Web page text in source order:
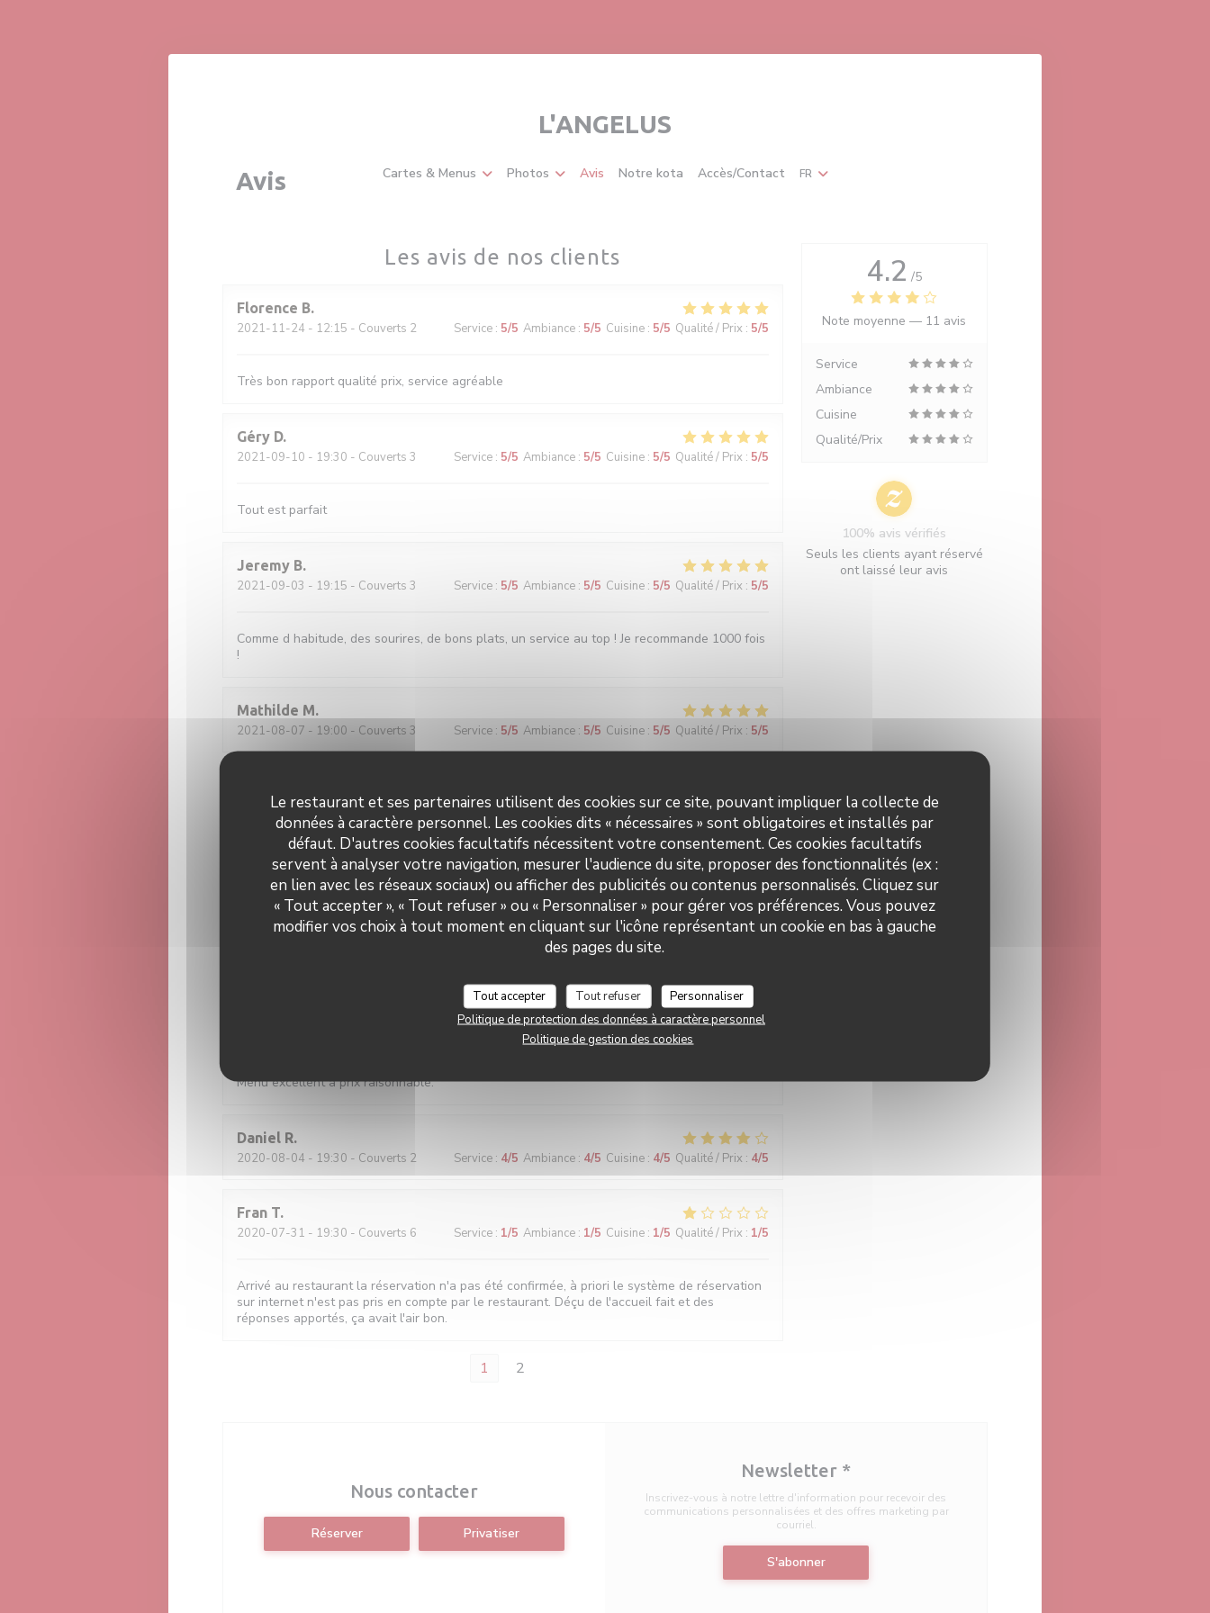
Le restaurant et ses partenaires utilisent des cookies sur ce site, pouvant impliquer la collecte de
données à caractère personnel. Les cookies dits « nécessaires » sont obligatoires et installés par
défaut. D'autres cookies facultatifs nécessitent votre consentement. Ces cookies facultatifs
servent à analyser votre navigation, mesurer l'audience du site, proposer des fonctionnalités (ex :
en lien avec les réseaux sociaux) ou afficher des publicités ou contenus personnalisés. Cliquez sur
« Tout accepter », « Tout refuser » ou « Personnaliser » pour gérer vos préférences. Vous pouvez
modifier vos choix à tout moment en cliquant sur l'icône représentant un cookie en bas à gauche
des pages du site.
Tout accepter Tout refuser
Personnaliser
Politique de protection des données à caractère personnel
Politique de gestion des cookies
L'ANGELUS
Cartes & Menus Photos Avis Notre kota Accès/Contact FR
Avis
Les avis de nos clients
Florence B
2021-11-24 - 12:15 - Couverts 2 Service: 5/5 Ambiance: 5/5 Cuisine: 5/5 Qualité / Prix : 5/5
Très bon rapport qualité prix, service agréable
Géry D
2021-09-10 - 19:30 - Couverts 3 Service: 5/5 Ambiance: 5/5 Cuisine: 5/5 Qualité / Prix : 5/5
Tout est parfait
Jeremy B
2021-09-03 - 19:15 - Couverts 3 Service: 5/5 Ambiance: 5/5 Cuisine: 5/5 Qualité / Prix: 5/5
Comme d habitude, des sourires, de bons plats, un service au top ! Je recommande 1000 fois
!
Mathilde M
2021-08-07 - 19:00 - Couverts 3 Service: 5/5 Ambiance: 5/5 Cuisine: 5/5 Qualité / Prix : 5/5
2021-08-03- 19:00 - Couverts 4 Service :5/5 Ambiance: 5/5 Cuisine:5/5 Qualité / Prix:5/5
dennis P
2021-07-25- 19:00 - Couverts 2 Service :5 /5 Ambiance: 5/5 Cuisine:5/5 Qualité / Prix:5 /5
D
Ambiance:5/5 Cuisine:5/5
Service:5/5 Ambiance:5/5 Cuisine:5/5 Qualité / Prix:5/5
Menu excellent à prix raisonnable.
Daniel R
2020-08-04 - 19:30 - Couverts 2 Service: 4/5 Ambiance: 4/5 Cuisine: 4/5 Qualité / Prix : 4/5
Fran T
2020-07-31 - 19:30 - Couverts 6 Service: 1/5 Ambiance: 1/5 Cuisine: 1/5 Qualité / Prix : 1/5
Arrivé au restaurant la réservation n'a pas été confirmée, à priori le système de réservation
sur internet n'est pas pris en compte par le restaurant. Déçu de l'accueil fait et des
réponses apportés, ça avait l'air bon.
1 2
4.2 /5
Note moyenne — 11 avis
Service
Ambiance
Cuisine
Qualité/Prix
100% avis vérifiés
Seuls les clients ayant réservé
ont laissé leur avis
Nous contacter
Réserver Privatiser
Newsletter *
Inscrivez-vous à notre lettre d'information pour recevoir des
communications personnalisées et des offres marketing par
courriel.
S'abonner
L'ANGELUS